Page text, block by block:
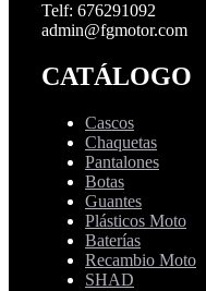
Telf: 676291092
admin@fgmotor.com
CATÁLOGO
Cascos
Chaquetas
Pantalones
Botas
Guantes
Plásticos Moto
Baterías
Recambio Moto
SHAD